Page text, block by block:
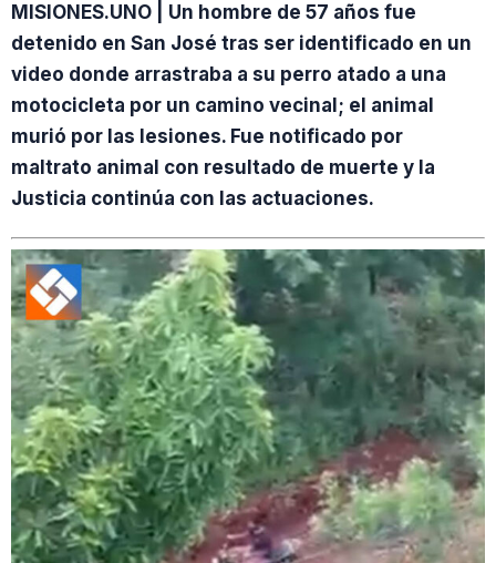
MISIONES.UNO | Un hombre de 57 años fue
detenido en San José tras ser identificado en un
video donde arrastraba a su perro atado a una
motocicleta por un camino vecinal; el animal
murió por las lesiones. Fue notificado por
maltrato animal con resultado de muerte y la
Justicia continúa con las actuaciones.